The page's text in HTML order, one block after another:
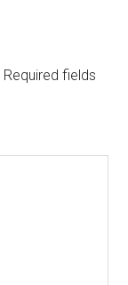
Required fields